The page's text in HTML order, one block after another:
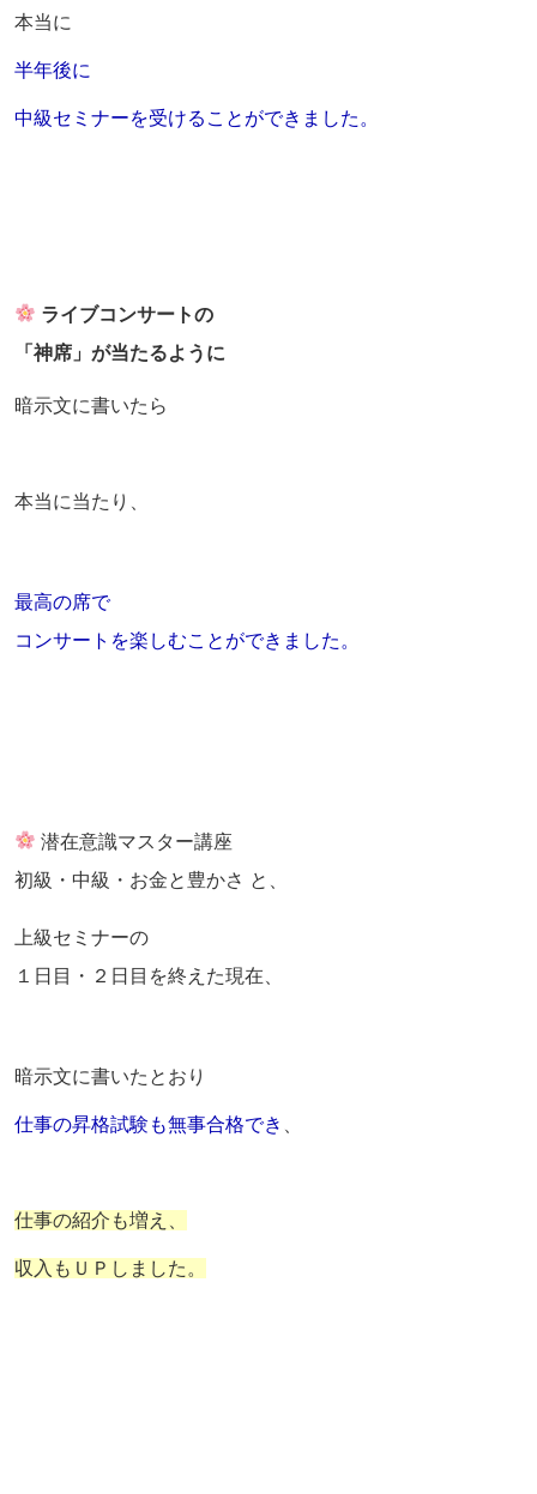
本当に
半年後に
中級セミナーを受けることができました。
ライブコンサートの
「神席」が当たるように
暗示文に書いたら
本当に当たり、
最高の席で
コンサートを楽しむことができました。
潜在意識マスター講座
初級・中級・お金と豊かさ と、
上級セミナーの
１日目・２日目を終えた現在、
暗示文に書いたとおり
仕事の昇格試験も無事合格でき
仕事の紹介も増え、
収入もＵＰしました。